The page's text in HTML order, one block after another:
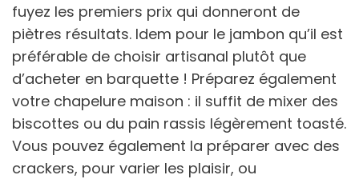
fuyez les premiers prix qui donneront de
piètres résultats. Idem pour le jambon qu’il est
préférable de choisir artisanal plutôt que
d’acheter en barquette ! Préparez également
votre chapelure maison : il suffit de mixer des
biscottes ou du pain rassis légèrement toasté.
Vous pouvez également la préparer avec des
crackers, pour varier les plaisir, ou